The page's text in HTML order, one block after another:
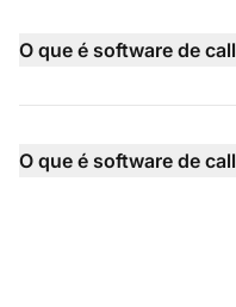
O que é software de
O que é software de